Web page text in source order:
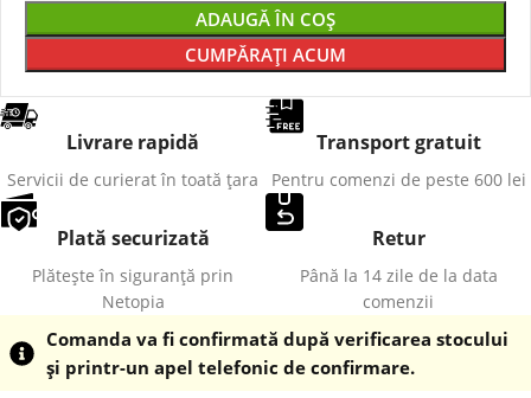
ADAUGĂ ÎN COȘ
CUMPĂRAȚI ACUM
Livrare rapidă
Servicii de curierat în toată țara
Transport gratuit
Pentru comenzi de peste 600 lei
Plată securizată
Plătește în siguranță prin
Netopia
Retur
Până la 14 zile de la data
comenzii
Comanda va fi confirmată după verificarea stocului
și printr-un apel telefonic de confirmare.